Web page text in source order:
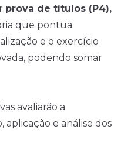
prova de títulos (P4),
que pontua
e o exercício
podendo somar
avaliarão a
aplicação e análise dos